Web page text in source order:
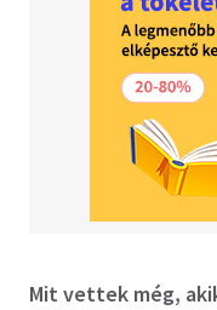
Mit vettek még,